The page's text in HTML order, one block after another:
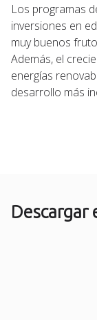
Los programas
inversiones en
muy buenos
Además, el
energías
desarrollo más
Descargar